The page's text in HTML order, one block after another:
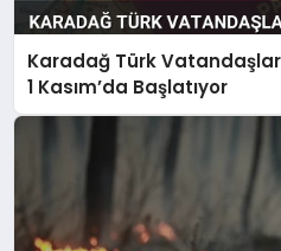
Karadağ Türk
1 Kasım’da Başlatıyor